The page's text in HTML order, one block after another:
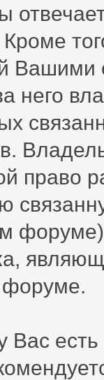
Вашими
него
право
форуме.
Вас